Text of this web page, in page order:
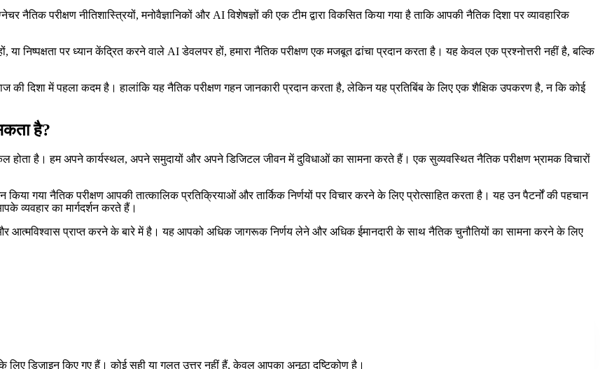
परीक्षण नीतिशास्त्रियों, मनोवैज्ञानिकों और AI विशेषज्ञों की एक टीम द्वारा विकसित किया गया है ताकि आपकी नैतिक दिशा पर व्यावहारिक
निष्पक्षता पर ध्यान केंद्रित करने वाले AI डेवलपर हों, हमारा नैतिक परीक्षण एक मजबूत ढांचा प्रदान करता है। यह केवल एक प्रश्नोत्तरी नहीं है, बल्कि
दिशा में पहला कदम है। हालांकि यह नैतिक परीक्षण गहन जानकारी प्रदान करता है, लेकिन यह प्रतिबिंब के लिए एक शैक्षिक उपकरण है, न कि कोई
है?
होता है। हम अपने कार्यस्थल, अपने समुदायों और अपने डिजिटल जीवन में दुविधाओं का सामना करते हैं। एक सुव्यवस्थित नैतिक परीक्षण भ्रामक विचारों
गया नैतिक परीक्षण आपकी तात्कालिक प्रतिक्रियाओं और तार्किक निर्णयों पर विचार करने के लिए प्रोत्साहित करता है। यह उन पैटर्नों की पहचान
व्यवहार का मार्गदर्शन करते हैं।
आत्मविश्वास प्राप्त करने के बारे में है। यह आपको अधिक जागरूक निर्णय लेने और अधिक ईमानदारी के साथ नैतिक चुनौतियों का सामना करने के लिए
डिज़ाइन किए गए हैं। कोई सही या गलत उत्तर नहीं हैं, केवल आपका अनूठा दृष्टिकोण है।